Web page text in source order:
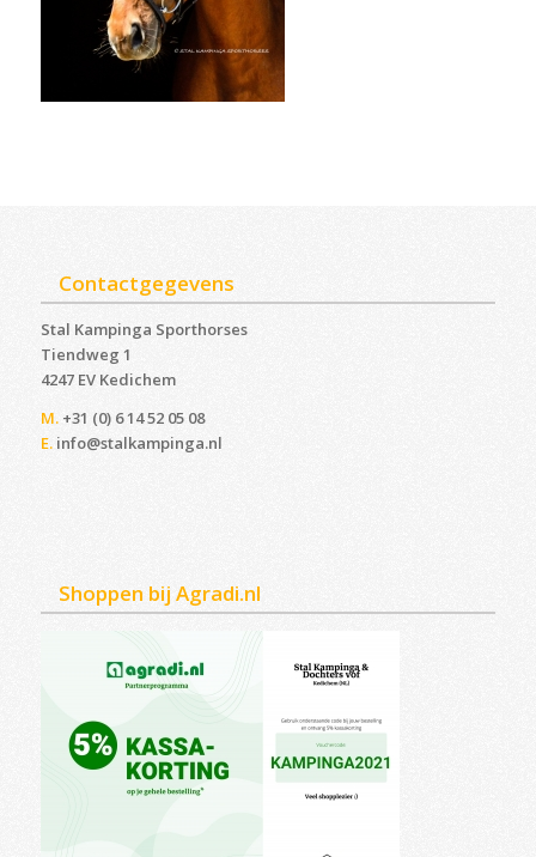
Contactgegevens
Stal Kampinga Sporthorses
Tiendweg 1
4247 EV Kedichem ‎
M.+31 (0) 6 14 52 05 08
E. info@stalkampinga.nl
Shoppen bij Agradi.nl